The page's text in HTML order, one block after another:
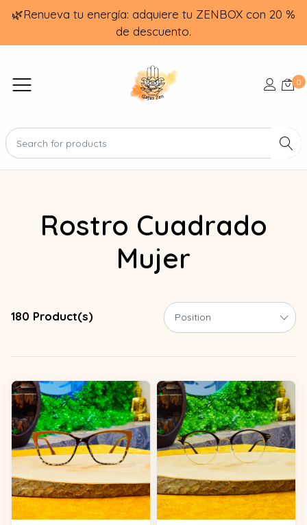
🌿Renueva tu energía: adquiere tu ZENBOX con 20 %
de descuento.
0
Rostro Cuadrado
Mujer
180 Product(s)